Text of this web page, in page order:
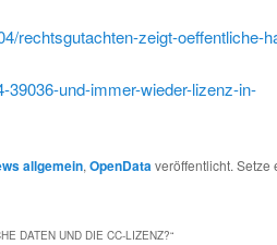
rechtsgutachten-zeigt-oeffentliche-
und-immer-wieder-lizenz-in-
allgemein, OpenDataveröffentlicht. Setze
DATEN UND DIE CC-LIZENZ?“